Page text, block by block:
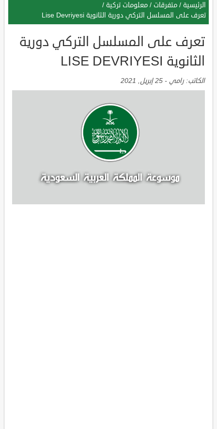
الرئيسية / متفرقات / معلومات تركية /
تعرف على المسلسل التركي دورية الثانوية Lise Devriyesi
تعرف على المسلسل التركي دورية
الثانوية LISE DEVRIYESI
الكاتب: رامي - 25 إبريل, 2021